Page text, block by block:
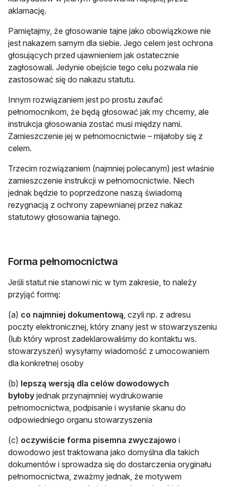
aklamację.
Pamiętajmy, że głosowanie tajne jako obowiązkowe nie
jest nakazem samym dla siebie. Jego celem jest ochrona
głosujących przed ujawnieniem jak ostatecznie
zagłosowali. Jedynie obejście tego celu pozwala nie
zastosować się do nakazu statutu.
Innym rozwiązaniem jest po prostu zaufać
pełnomocnikom, że będą głosować jak my chcemy, ale
instrukcja głosowania zostać musi między nami.
Zamieszczenie jej w pełnomocnictwie – mijałoby się z
celem.
Trzecim rozwiązaniem (najmniej polecanym) jest właśnie
zamieszczenie instrukcji w pełnomocnictwie. Niech
jednak będzie to poprzedzone naszą świadomą
rezygnacją z ochrony zapewnianej przez nakaz
statutowy głosowania tajnego.
Forma pełnomocnictwa
Jeśli statut nie stanowi nic w tym zakresie, to należy
przyjąć formę:
(a) co najmniej dokumentową , czyli np. z adresu
poczty elektronicznej, który znany jest w stowarzyszeniu
(lub który wprost zadeklarowaliśmy do kontaktu ws.
stowarzyszeń) wysyłamy wiadomość z umocowaniem
dla konkretnej osoby
(b) lepszą wersją dla celów dowodowych
byłoby jednak przynajmniej wydrukowanie
pełnomocnictwa, podpisanie i wysłanie skanu do
odpowiedniego organu stowarzyszenia
(c) oczywiście forma pisemna zwyczajowo i
dowodowo jest traktowana jako domyślna dla takich
dokumentów i sprowadza się do dostarczenia oryginału
pełnomocnictwa, zważmy jednak, że motywem